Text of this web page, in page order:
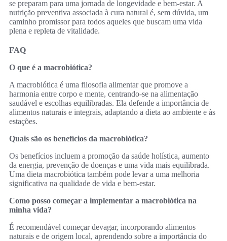
se preparam para uma jornada de longevidade e bem-estar. A
nutrição preventiva associada à cura natural é, sem dúvida, um
caminho promissor para todos aqueles que buscam uma vida
plena e repleta de vitalidade.
FAQ
O que é a macrobiótica?
A macrobiótica é uma filosofia alimentar que promove a
harmonia entre corpo e mente, centrando-se na alimentação
saudável e escolhas equilibradas. Ela defende a importância de
alimentos naturais e integrais, adaptando a dieta ao ambiente e às
estações.
Quais são os benefícios da macrobiótica?
Os benefícios incluem a promoção da saúde holística, aumento
da energia, prevenção de doenças e uma vida mais equilibrada.
Uma dieta macrobiótica também pode levar a uma melhoria
significativa na qualidade de vida e bem-estar.
Como posso começar a implementar a macrobiótica na
minha vida?
É recomendável começar devagar, incorporando alimentos
naturais e de origem local, aprendendo sobre a importância do